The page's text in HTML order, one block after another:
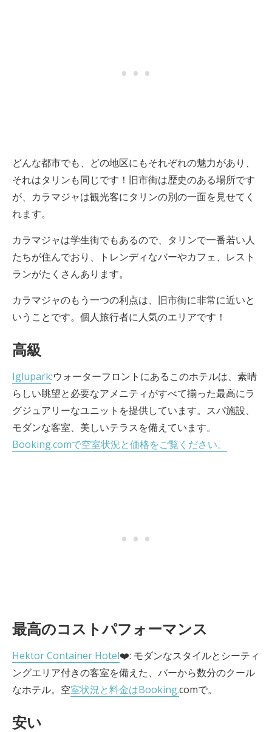
どんな都市でも、どの地区にもそれぞれの魅力があり、
それはタリンも同じです！旧市街は歴史のある場所です
が、カラマジャは観光客にタリンの別の一面を見せてく
れます。
カラマジャは学生街でもあるので、タリンで一番若い人
たちが住んでおり、トレンディなバーやカフェ、レスト
ランがたくさんあります。
カラマジャのもう一つの利点は、旧市街に非常に近いと
いうことです。個人旅行者に人気のエリアです！
高級
Iglupark:ウォーターフロントにあるこのホテルは、素晴
らしい眺望と必要なアメニティがすべて揃った最高にラ
グジュアリーなユニットを提供しています。スパ施設、
モダンな客室、美しいテラスを備えています。
Booking.comで空室状況と価格をご覧ください。
最高のコストパフォーマンス
Hektor Container Hotel❤️: モダンなスタイルとシーティ
ングエリア付きの客室を備えた、バーから数分のクール
なホテル。空室状況と料金はBooking.comで。
安い